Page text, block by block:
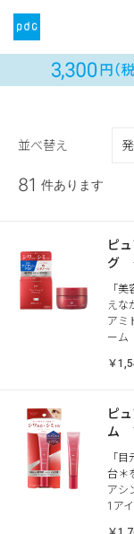
並べ替え
81 件あります
ピ
グ
「
えな
アミ
ーム
￥
ピ
ム
「
台＊
アシ
1ア